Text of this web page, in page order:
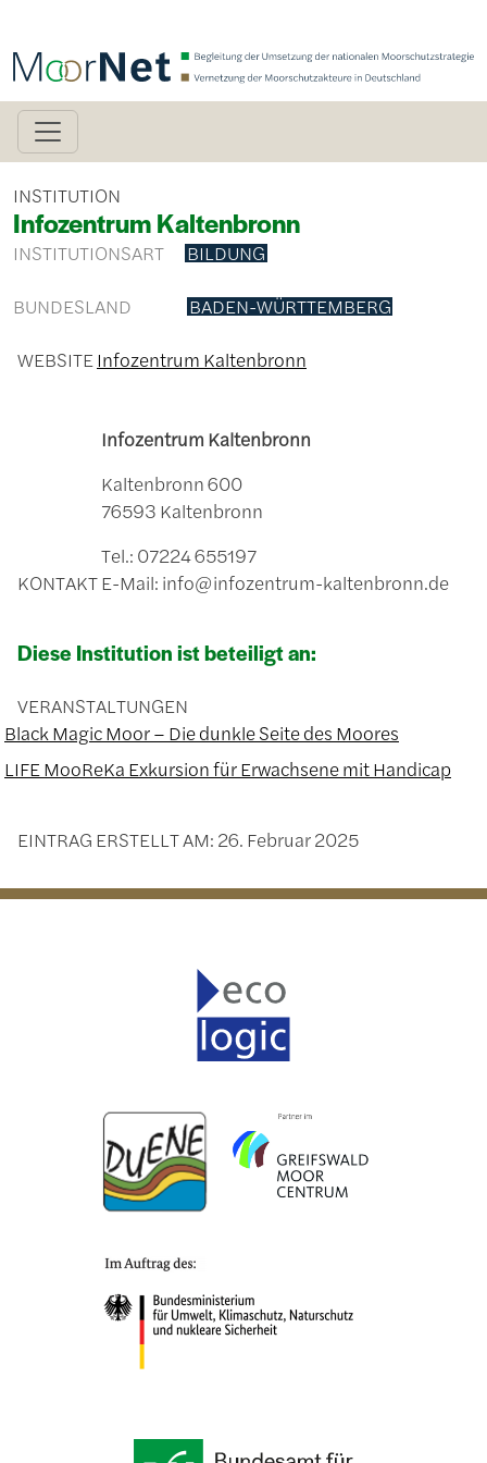
INSTITUTION
Infozentrum Kaltenbronn
INSTITUTIONSART BILDUNG
BUNDESLAND BADEN-WÜRTTEMBERG
WEBSITEInfozentrum Kaltenbronn
KONTAKT
Infozentrum Kaltenbronn
Kaltenbronn 600
76593 Kaltenbronn
Tel.: 07224 655197
E-Mail: info@infozentrum-kaltenbronn.de
Diese Institution ist beteiligt an:
VERANSTALTUNGEN
Black Magic Moor – Die dunkle Seite des Moores
LIFE MooReKa Exkursion für Erwachsene mit Handicap
EINTRAG ERSTELLT AM: 26. Februar 2025